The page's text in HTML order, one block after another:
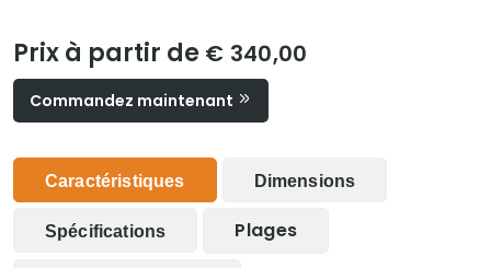
Prix à partir de € 340,00
Commandez maintenant
Caractéristiques Dimensions
Spécifications Plages